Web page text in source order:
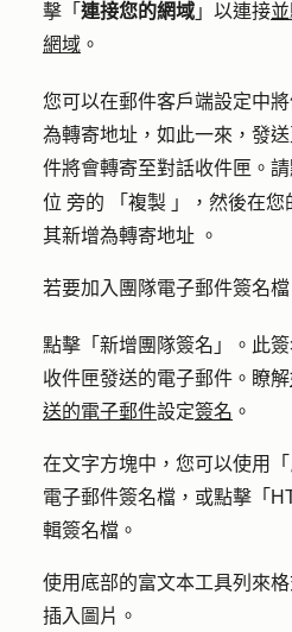
擊「 連接您的網域 」 以連接
網域 。
您可以在郵件客戶端設定中
為轉寄地址，如此一來，發
件將會轉寄至對話收件匣。
位 旁的 「複製 」，然後在您
其新增為轉寄地址 。
若要加入團隊電子郵件簽名檔
點擊 「新增團隊簽名 」。此
收件匣發送的電子郵件。瞭解
送的電子郵件設定簽名 。
在文字方塊中，您可以使用「
電子郵件簽名檔，或點擊「
輯簽名檔。
使用底部的富文本工具列來
插入圖片。